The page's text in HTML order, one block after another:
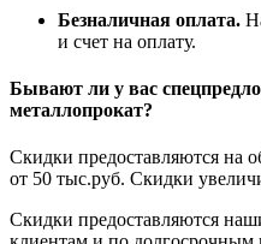
Безналичная оплата.
и счет на оплату.
Бывают ли у вас
металлопрокат?
Скидки предоставляются на
от 50 тыс.руб. Скидки
Скидки предоставляются